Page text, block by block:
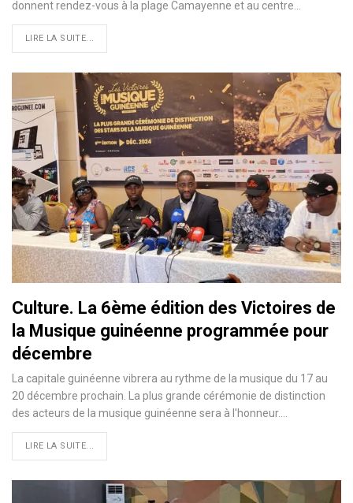
donnent rendez-vous à la plage Camayenne et au centre…
LIRE LA SUITE...
Culture. La 6ème édition des Victoires de
la Musique guinéenne programmée pour
décembre
La capitale guinéenne vibrera au rythme de la musique du 17 au
20 décembre prochain. La plus grande cérémonie de distinction
des acteurs de la musique guinéenne sera à l'honneur.…
LIRE LA SUITE...